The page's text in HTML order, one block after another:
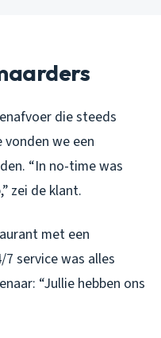
die steeds
we een
“In no-time was
zei de klant.
met een
service was alles
“Jullie hebben ons